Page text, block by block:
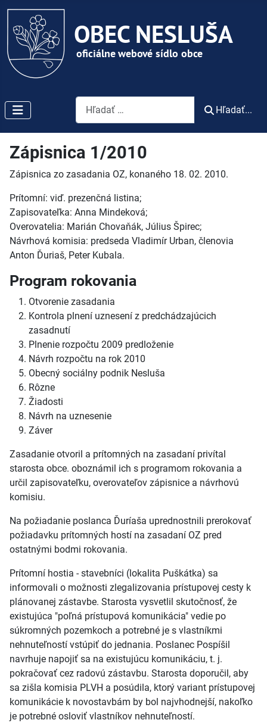
Vyhľadávanie
Hľadať...
Zápisnica 1/2010
Zápisnica zo zasadania OZ, konaného 18. 02. 2010.
Prítomní: viď. prezenčná listina;
Zapisovateľka: Anna Mindeková;
Overovatelia: Marián Chovaňák, Július Špirec;
Návrhová komisia: predseda Vladimír Urban, členovia
Anton Ďuriaš, Peter Kubala.
Program rokovania
Otvorenie zasadania
Kontrola plnení uznesení z predchádzajúcich
zasadnutí
Plnenie rozpočtu 2009 predloženie
Návrh rozpočtu na rok 2010
Obecný sociálny podnik Nesluša
Rôzne
Žiadosti
Návrh na uznesenie
Záver
Zasadanie otvoril a prítomných na zasadaní privítal
starosta obce. oboznámil ich s programom rokovania a
určil zapisovateľku, overovateľov zápisnice a návrhovú
komisiu.
Na požiadanie poslanca Ďuríaša uprednostnili prerokovať
požiadavku prítomných hostí na zasadaní OZ pred
ostatnými bodmi rokovania.
Prítomní hostia - stavebníci (lokalita Puškátka) sa
informovali o možnosti zlegalizovania prístupovej cesty k
plánovanej zástavbe. Starosta vysvetlil skutočnosť, že
existujúca "poľná prístupová komunikácia" vedie po
súkromných pozemkoch a potrebné je s vlastníkmi
nehnuteľností vstúpiť do jednania. Poslanec Pospíšil
navrhuje napojiť sa na existujúcu komunikáciu, t. j.
pokračovať cez radovú zástavbu. Starosta doporučil, aby
sa zišla komisia PLVH a posúdila, ktorý variant prístupovej
komunikácie k novostavbám by bol najvhodnejší, nakoľko
je potrebné osloviť vlastníkov nehnuteľností.